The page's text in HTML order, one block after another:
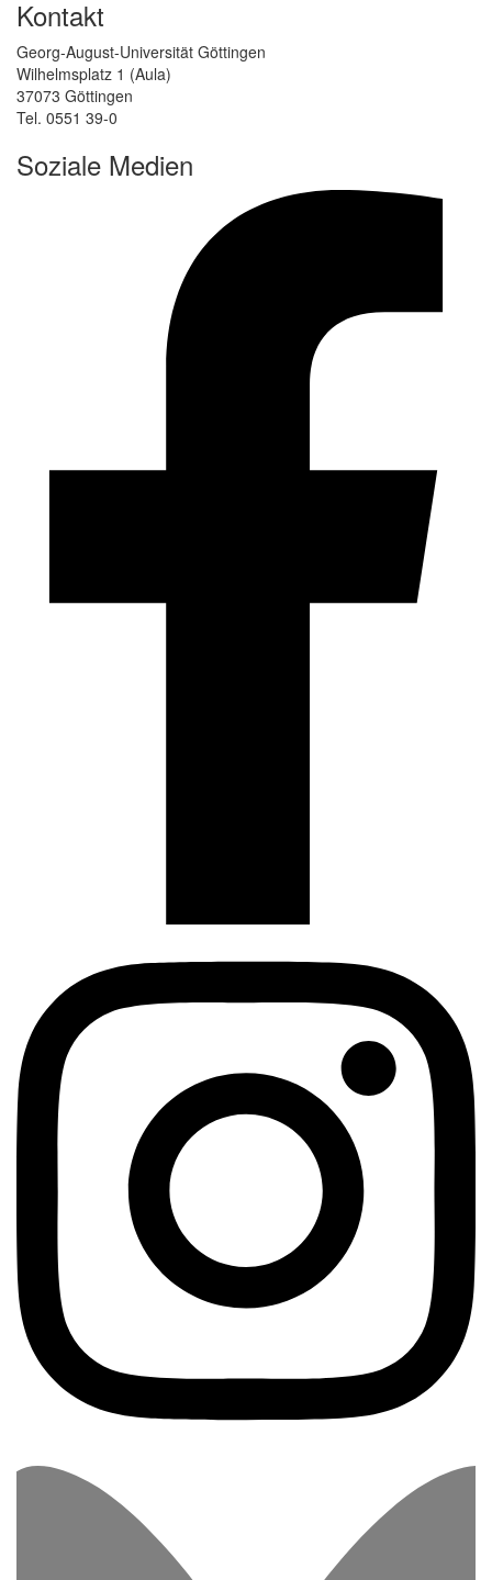
Kontakt
Georg-August-Universität Göttingen
Wilhelmsplatz 1 (Aula)
37073 Göttingen
Tel. 0551 39-0
Soziale Medien